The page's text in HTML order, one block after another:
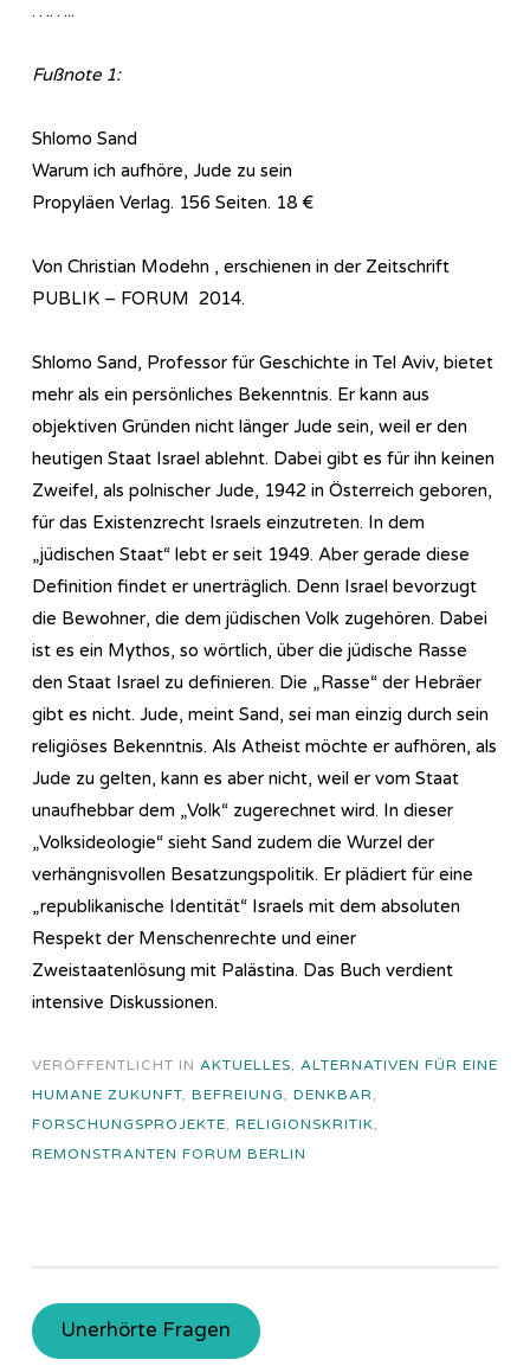
……..
Fußnote 1:
Shlomo Sand
Warum ich aufhöre, Jude zu sein
Propyläen Verlag. 156 Seiten. 18 €
Von Christian Modehn , erschienen in der Zeitschrift
PUBLIK – FORUM 2014.
Shlomo Sand, Professor für Geschichte in Tel Aviv, bietet
mehr als ein persönliches Bekenntnis. Er kann aus
objektiven Gründen nicht länger Jude sein, weil er den
heutigen Staat Israel ablehnt. Dabei gibt es für ihn keinen
Zweifel, als polnischer Jude, 1942 in Österreich geboren,
für das Existenzrecht Israels einzutreten. In dem
„jüdischen Staat“ lebt er seit 1949. Aber gerade diese
Definition findet er unerträglich. Denn Israel bevorzugt
die Bewohner, die dem jüdischen Volk zugehören. Dabei
ist es ein Mythos, so wörtlich, über die jüdische Rasse
den Staat Israel zu definieren. Die „Rasse“ der Hebräer
gibt es nicht. Jude, meint Sand, sei man einzig durch sein
religiöses Bekenntnis. Als Atheist möchte er aufhören, als
Jude zu gelten, kann es aber nicht, weil er vom Staat
unaufhebbar dem „Volk“ zugerechnet wird. In dieser
„Volksideologie“ sieht Sand zudem die Wurzel der
verhängnisvollen Besatzungspolitik. Er plädiert für eine
„republikanische Identität“ Israels mit dem absoluten
Respekt der Menschenrechte und einer
Zweistaatenlösung mit Palästina. Das Buch verdient
intensive Diskussionen.
VERÖFFENTLICHT IN AKTUELLES, ALTERNATIVEN FÜR EINE
HUMANE ZUKUNFT, BEFREIUNG, DENKBAR,
FORSCHUNGSPROJEKTE, RELIGIONSKRITIK,
REMONSTRANTEN FORUM BERLIN
Unerhörte Fragen